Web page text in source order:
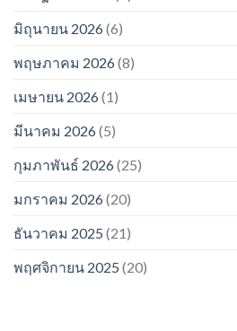
มิถุนายน 2026(6)
พฤษภาคม 2026(8)
เมษายน 2026(1)
มีนาคม 2026(5)
กุมภาพันธ์ 2026(25)
มกราคม 2026(20)
ธันวาคม 2025 (21)
พฤศจิกายน 2025 (20)